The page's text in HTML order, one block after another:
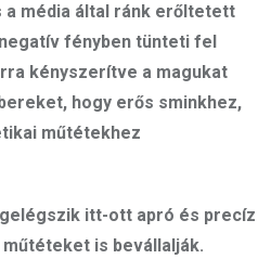
a média által ránk erőltetett
fényben tünteti fel
kényszerítve a magukat
hogy erős sminkhez,
műtétekhez
itt-ott apró és precíz
is bevállalják.